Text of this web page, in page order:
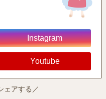
Instagram
Youtube
ェアする／